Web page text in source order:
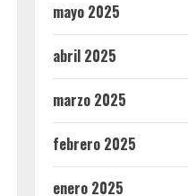
mayo 2025
abril 2025
marzo 2025
febrero 2025
enero 2025